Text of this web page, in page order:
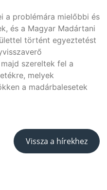
a problémára mielőbbi és
és a Magyar Madártani
történt egyeztetést
szereltek fel a
melyek
a madárbalesetek
Vissza a hírekhez